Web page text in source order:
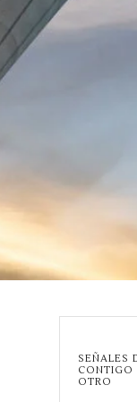
SEÑALES
CONTIGO
OTRO